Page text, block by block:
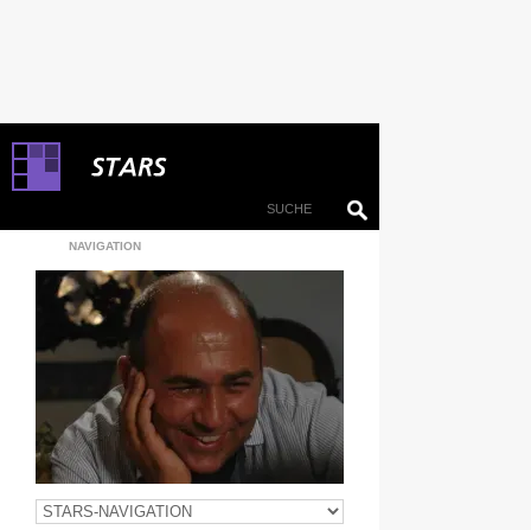
NAVIGATION